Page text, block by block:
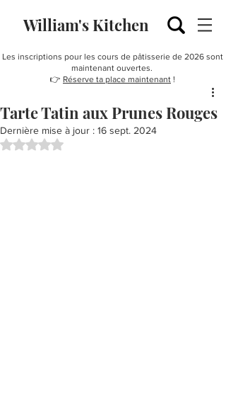
William's Kitchen
Les inscriptions pour les cours de pâtisserie de 2026 sont
maintenant ouvertes.
👉 Réserve ta place maintenant !
Tarte Tatin aux Prunes Rouges
Dernière mise à jour : 16 sept. 2024
Noté NaN étoiles sur 5.